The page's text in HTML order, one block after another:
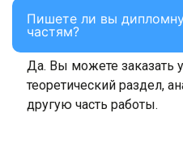
Пишете ли вы
частям?
Да. Вы можете заказать
теоретический раздел,
другую часть работы.